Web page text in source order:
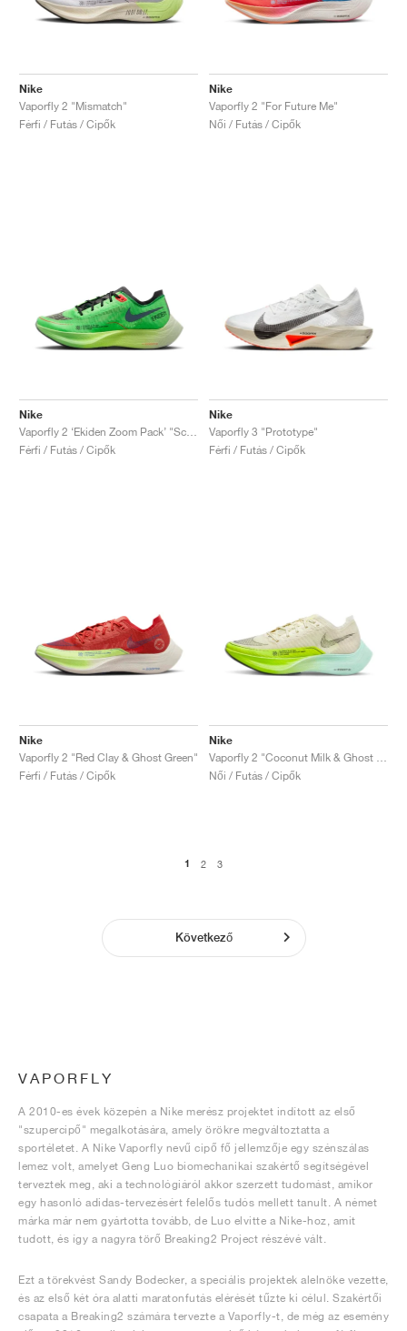
Nike
Vaporfly 2 "Mismatch"
Férfi / Futás / Cipők
Nike
Vaporfly 2 "For Future Me"
Női / Futás / Cipők
Nike
Férfi / Futás / Cipők
Nike
Vaporfly 3 "Prototype"
Férfi / Futás / Cipők
Nike
Vaporfly 2 "Red Clay & Ghost Green"
Férfi / Futás / Cipők
Nike
Női / Futás / Cipők
1 2 3
Következő
VAPORFLY
A 2010-es évek közepén a Nike merész projektet indított az első
"szupercipő" megalkotására, amely örökre megváltoztatta a
sportéletet. A Nike Vaporfly nevű cipő fő jellemzője egy szénszálas
lemez volt, amelyet Geng Luo biomechanikai szakértő segítségével
terveztek meg, aki a technológiáról akkor szerzett tudomást, amikor
egy hasonló adidas-tervezésért felelős tudós mellett tanult. A német
márka már nem gyártotta tovább, de Luo elvitte a Nike-hoz, amit
tudott, és így a nagyra törő Breaking2 Project részévé vált.
Ezt a törekvést Sandy Bodecker, a speciális projektek alelnöke vezette,
és az első két óra alatti maratonfutás elérését tűzte ki célul. Szakértői
csapata a Breaking2 számára tervezte a Vaporfly-t, de még az esemény